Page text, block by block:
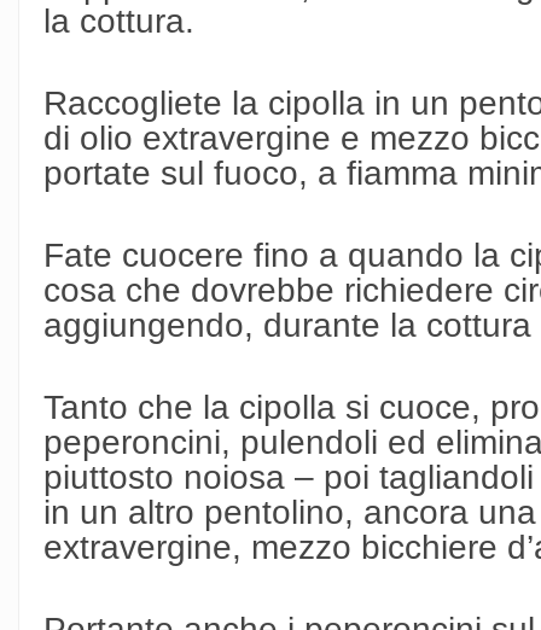
la cottura.
Raccogliete la cipolla in un
di olio extravergine e mezzo
portate sul fuoco, a fiamma
Fate cuocere fino a quando la
cosa che dovrebbe richiedere
aggiungendo, durante la
Tanto che la cipolla si cuoce,
peperoncini, pulendoli ed
piuttosto noiosa – poi
in un altro pentolino, ancora
extravergine, mezzo bicchiere